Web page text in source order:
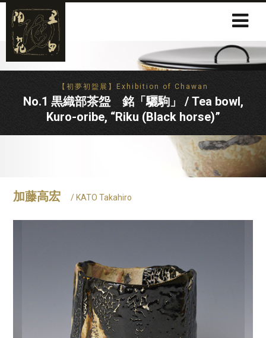
【初夢初盌展】Exhibition of Chawan
No.1 黒織部茶盌 銘「驪駒」 / Tea bowl,
Kuro-oribe, “Riku (Black horse)”
加藤高宏 / KATO Takahiro